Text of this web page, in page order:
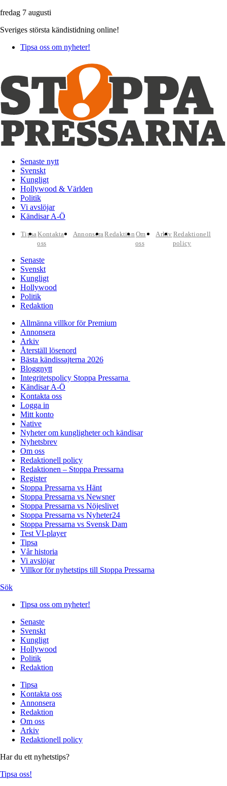
fredag 7 augusti
Sveriges största kändistidning online!
Tipsa oss om nyheter!
Senaste nytt
Svenskt
Kungligt
Hollywood & Världen
Politik
Vi avslöjar
Kändisar A-Ö
TipsaKontakta
oss
AnnonseraRedaktion Om
oss
Arkiv Redaktionell
policy
Senaste
Svenskt
Kungligt
Hollywood
Politik
Redaktion
Allmänna villkor för Premium
Annonsera
Arkiv
Återställ lösenord
Bästa kändissajterna 2026
Bloggnytt
Integritetspolicy Stoppa Pressarna
Kändisar A-Ö
Kontakta oss
Logga in
Mitt konto
Native
Nyheter om kungligheter och kändisar
Nyhetsbrev
Om oss
Redaktionell policy
Redaktionen – Stoppa Pressarna
Register
Stoppa Pressarna vs Hänt
Stoppa Pressarna vs Newsner
Stoppa Pressarna vs Nöjeslivet
Stoppa Pressarna vs Nyheter24
Stoppa Pressarna vs Svensk Dam
Test VI-player
Tipsa
Vår historia
Vi avslöjar
Villkor för nyhetstips till Stoppa Pressarna
Sök
Tipsa oss om nyheter!
Senaste
Svenskt
Kungligt
Hollywood
Politik
Redaktion
Tipsa
Kontakta oss
Annonsera
Redaktion
Om oss
Arkiv
Redaktionell policy
Har du ett nyhetstips?
Tipsa oss!